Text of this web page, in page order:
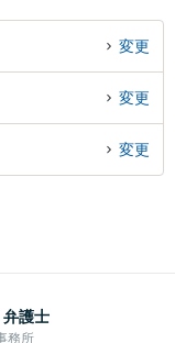
変更
変更
変更
弁護士
務所